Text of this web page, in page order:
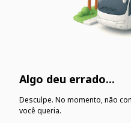
Algo deu errado...
Desculpe. No momento, não
você queria.